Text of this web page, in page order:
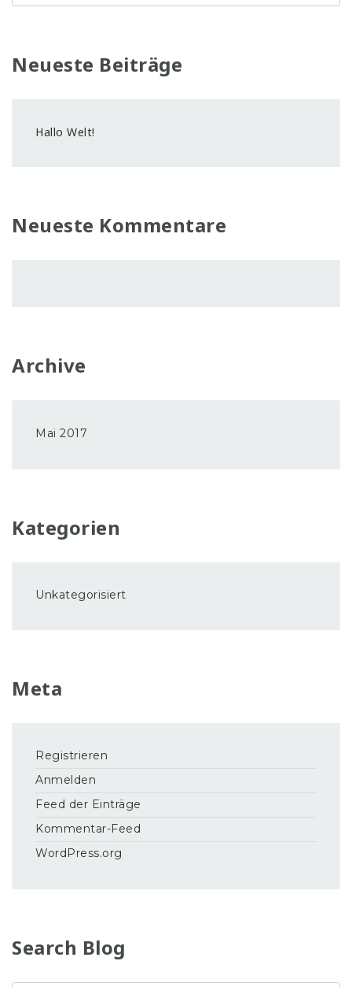
Neueste Beiträge
Hallo Welt!
Neueste Kommentare
Archive
Mai 2017
Kategorien
Unkategorisiert
Meta
Registrieren
Anmelden
Feed der Einträge
Kommentar-Feed
WordPress.org
Search Blog